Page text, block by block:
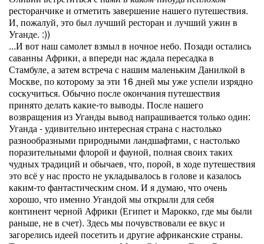
ресторанчике и отметить завершение нашего путешествия.
И, пожалуй, это был лучший ресторан и лучший ужин в
Уганде. :))
...И вот наш самолет взмыл в ночное небо. Позади остались
саванны Африки, а впереди нас ждала пересадка в
Стамбуле, а затем встреча с нашим маленьким Данилкой в
Москве, по которому за эти 16 дней мы уже успели изрядно
соскучиться. Обычно после окончания путешествия
принято делать какие-то выводы. После нашего
возвращения из Уганды вывод напрашивается только один:
Уганда - удивительно интересная страна с настолько
разнообразными природными ландшафтами, с настолько
поразительными флорой и фауной, полная своих таких
чудных традиций и обычаев, что, порой, в ходе путешествия
это всё у нас просто не укладывалось в голове и казалось
каким-то фантастическим сном. И я думаю, что очень
хорошо, что именно Угандой мы открыли для себя
континент черной Африки (Египет и Марокко, где мы были
раньше, не в счет). Здесь мы почувствовали ее вкус и
загорелись идеей посетить и другие африканские страны.